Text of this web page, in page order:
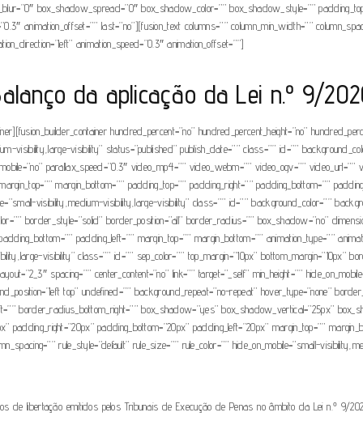
box_shadow_spread=”0″ box_shadow_color=”” box_shadow_style=””
animation_offset=”” last=”no”][fusion_text columns=”” column_min_width=””
animation_speed=”0.3″ animation_offset=””]
da aplicação da Lei n.º 9/
hundred_percent=”no” hundred_percent_height=”no”
visibility,large-visibility” status=”published” publish_date=”” class=”” id=””
parallax_speed=”0.3″ video_mp4=”” video_webm=”” video_ogv=””
margin_bottom=”” padding_top=”” padding_right=”” padding_bottom=””
visibility,medium-visibility,large-visibility” class=”” id=”” background_color=””
border_style=”solid” border_position=”all” border_radius=”” box_shadow=”no”
padding_left=”” margin_top=”” margin_bottom=”” animation_type=””
visibility” class=”” id=”” sep_color=”” top_margin=”10px” bottom_margin=”10px”
spacing=”” center_content=”no” link=”” target=”_self” min_height=””
top” undefined=”” background_repeat=”no-repeat” hover_type=”none”
border_radius_bottom_right=”” box_shadow=”yes” box_shadow_vertical=”25px”
padding_right=”20px” padding_bottom=”20px” padding_left=”20px” margin_top=””
rule_style=”default” rule_size=”” rule_color=”” hide_on_mobile=”small-
de libertação emitidos pelos Tribunais de Execução de Penas no âmbito da Lei n.º